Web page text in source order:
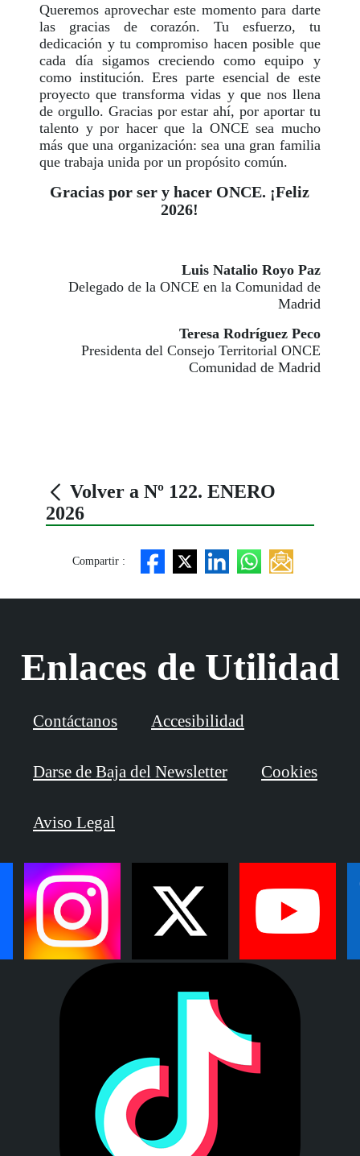
Queremos aprovechar este momento para darte
las gracias de corazón. Tu esfuerzo, tu
dedicación y tu compromiso hacen posible que
cada día sigamos creciendo como equipo y
como institución. Eres parte esencial de este
proyecto que transforma vidas y que nos llena
de orgullo. Gracias por estar ahí, por aportar tu
talento y por hacer que la ONCE sea mucho
más que una organización: sea una gran familia
que trabaja unida por un propósito común.
Gracias por ser y hacer ONCE. ¡Feliz
2026!
Luis Natalio Royo Paz
Delegado de la ONCE en la Comunidad de
Madrid
Teresa Rodríguez Peco
Presidenta del Consejo Territorial ONCE
Comunidad de Madrid
Volver a Nº 122. ENERO
2026
Compartir :
Enlaces de Utilidad
Contáctanos Accesibilidad
Darse de Baja del Newsletter Cookies
Aviso Legal